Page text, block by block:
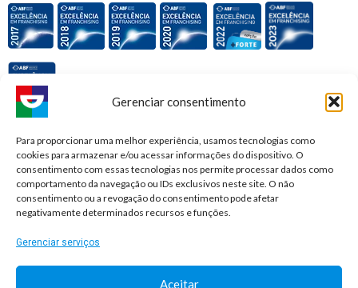
Gerenciar consentimento
Para proporcionar uma melhor experiência, usamos tecnologias como
cookies para armazenar e/ou acessar informações do dispositivo. O
consentimento com essas tecnologias nos permite processar dados como
comportamento da navegação ou IDs exclusivos neste site. O não
consentimento ou a revogação do consentimento pode afetar
negativamente determinados recursos e funções.
Gerenciar serviços
Aceitar
Premiações e honrarias: